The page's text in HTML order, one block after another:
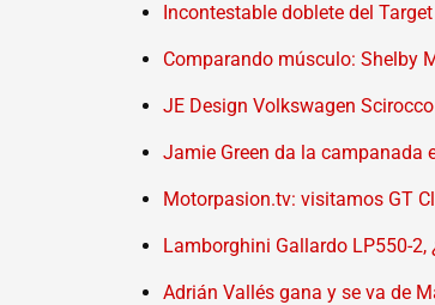
Incontestable doblete del
Comparando músculo: Shelby
JE Design Volkswagen
Jamie Green da la campanada
Motorpasion.tv: visitamos GT
Lamborghini Gallardo LP550-2,
Adrián Vallés gana y se va de